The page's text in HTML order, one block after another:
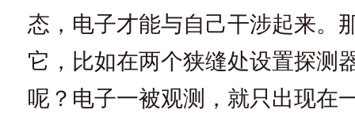
态，电子才能与自己干涉起来。
它，比如在两个狭缝处设置探测
呢？电子一被观测，就只出现在